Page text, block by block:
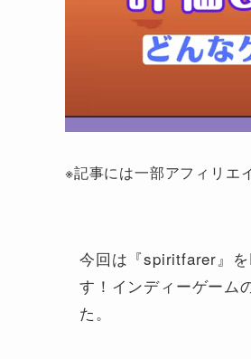
※記事には一部アフィリエ
今回は『spiritfarer』を
す！インディーゲーム
た。